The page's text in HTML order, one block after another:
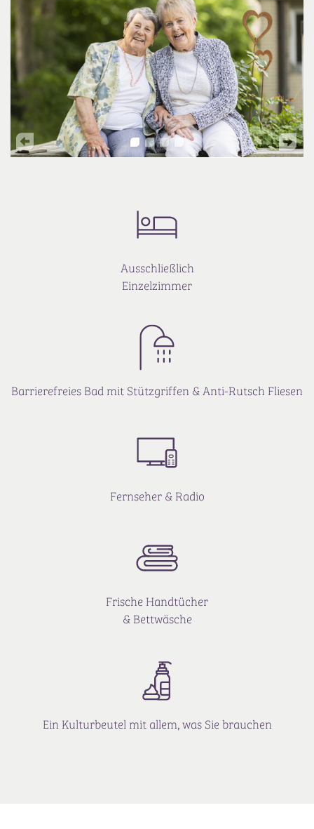
Ausschließlich
Einzelzimmer
Barrierefreies Bad mit Stützgriffen & Anti-Rutsch Fliesen
Fernseher & Radio
Frische Handtücher
& Bettwäsche
Ein Kulturbeutel mit allem, was Sie brauchen